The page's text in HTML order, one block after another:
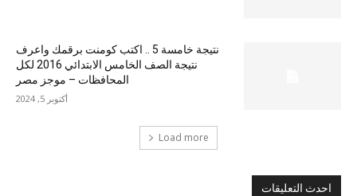
نتيجة خامسة 5 .. اكتب كومنت برقمك واعرف
نتيجة الصف الخامس الابتدائي 2016 لكل
المحافظات – موجز مصر
أكتوبر 5, 2024
Load more
احدث التعليقات